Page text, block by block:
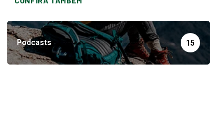
Podcasts 15